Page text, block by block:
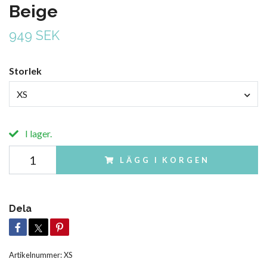
Beige
949 SEK
Storlek
XS
I lager.
LÄGG I KORGEN
Dela
Artikelnummer:XS